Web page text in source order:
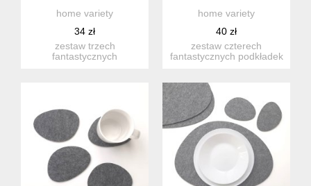
home variety
34 zł
zestaw trzech
fantastycznych
home variety
40 zł
zestaw czterech
fantastycznych podkładek